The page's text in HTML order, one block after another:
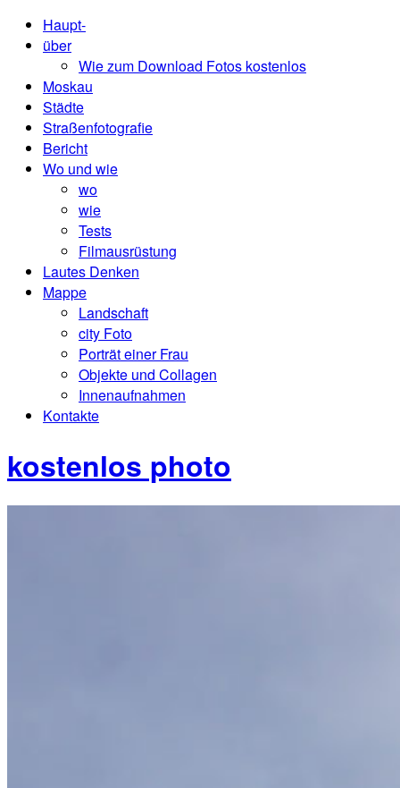
Haupt-
über
Wie zum Download Fotos kostenlos
Moskau
Städte
Straßenfotografie
Bericht
Wo und wie
wo
wie
Tests
Filmausrüstung
Lautes Denken
Mappe
Landschaft
city ​​Foto
Porträt einer Frau
Objekte und Collagen
Innenaufnahmen
Kontakte
kostenlos photo